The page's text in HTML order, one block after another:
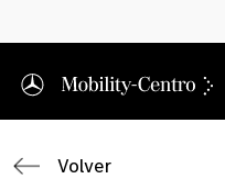
Volver